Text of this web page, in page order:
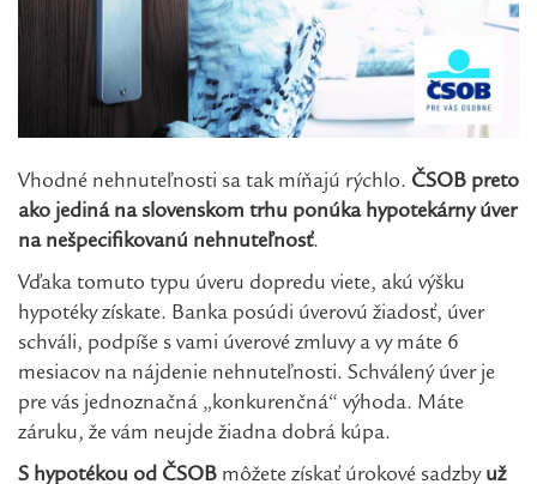
Vhodné nehnuteľnosti sa tak míňajú rýchlo. ČSOB preto
ako jediná na slovenskom trhu ponúka hypotekárny úver
na nešpecifikovanú nehnuteľnosť.
Vďaka tomuto typu úveru dopredu viete, akú výšku
hypotéky získate. Banka posúdi úverovú žiadosť, úver
schváli, podpíše s vami úverové zmluvy a vy máte 6
mesiacov na nájdenie nehnuteľnosti. Schválený úver je
pre vás jednoznačná „konkurenčná“ výhoda. Máte
záruku, že vám neujde žiadna dobrá kúpa.
S hypotékou od ČSOB môžete získať úrokové sadzby už